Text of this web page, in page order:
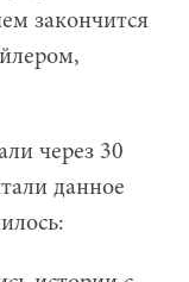
закончится
через 30
данное